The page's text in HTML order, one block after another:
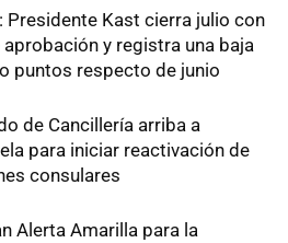
Presidente Kast cierra julio con
aprobación y registra una baja
puntos respecto de junio
de Cancillería arriba a
para iniciar reactivación de
consulares
Alerta Amarilla para la